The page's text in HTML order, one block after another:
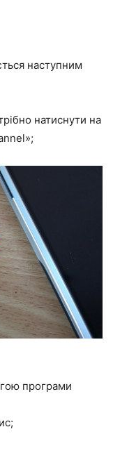
наступним
натиснути на
програми